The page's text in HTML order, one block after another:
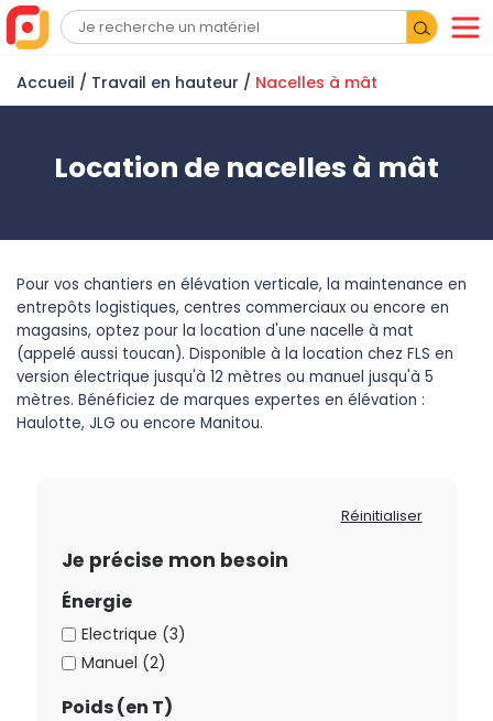
Accueil / Travail en hauteur / Nacelles à mât
Location de nacelles à mât
Pour vos chantiers en élévation verticale, la maintenance en
entrepôts logistiques, centres commerciaux ou encore en
magasins, optez pour la location d'une nacelle à mat
(appelé aussi toucan). Disponible à la location chez FLS en
version électrique jusqu'à 12 mètres ou manuel jusqu'à 5
mètres. Bénéficiez de marques expertes en élévation :
Haulotte, JLG ou encore Manitou.
Réinitialiser
Je précise mon besoin
Énergie
Electrique (3)
Manuel (2)
Poids (en T)